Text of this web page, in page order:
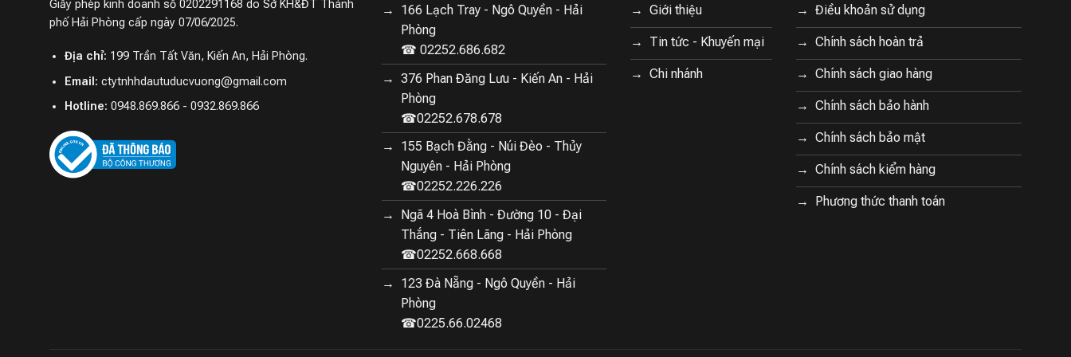
Giấy phép kinh doanh số 0202291168 do Sở KH&ĐT Thành
phố Hải Phòng cấp ngày 07/06/2025.
Địa chỉ: 199 Trần Tất Văn, Kiến An, Hải Phòng.
Email: ctytnhhdautuducvuong@gmail.com
Hotline: 0948.869.866 - 0932.869.866
166 Lạch Tray - Ngô Quyền - Hải
Phòng
☎ 02252.686.682
376 Phan Đăng Lưu - Kiến An - Hải
Phòng
☎02252.678.678
155 Bạch Đằng - Núi Đèo - Thủy
Nguyên - Hải Phòng
☎02252.226.226
Ngã 4 Hoà Bình - Đường 10 - Đại
Thắng - Tiên Lãng - Hải Phòng
☎02252.668.668
123 Đà Nẵng - Ngô Quyền - Hải
Phòng
☎0225.66.02468
Giới thiệu
Tin tức - Khuyến mại
Chi nhánh
Điều khoản sử dụng
Chính sách hoàn trả
Chính sách giao hàng
Chính sách bảo hành
Chính sách bảo mật
Chính sách kiểm hàng
Phương thức thanh toán